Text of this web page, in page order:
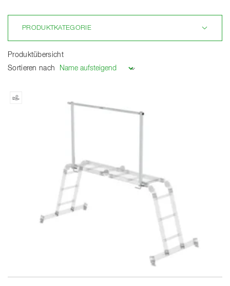
PRODUKTKATEGORIE
Produktübersicht
Sortieren nach